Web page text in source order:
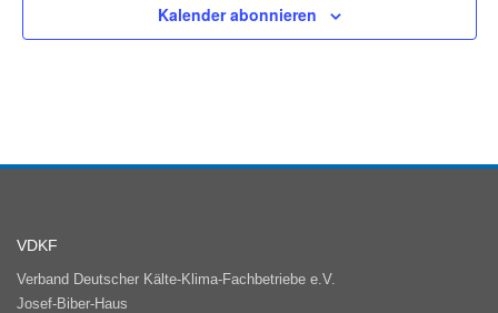
Kalender abonnieren
VDKF
Verband Deutscher Kälte-Klima-Fachbetriebe e.V.
Josef-Biber-Haus